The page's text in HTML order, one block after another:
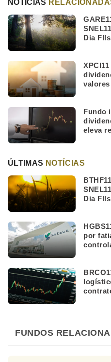
NOTÍCIAS
Dia
valores
Fundo
eleva
ÚLTIMAS NOTÍCIAS
Dia
por
FUNDOS